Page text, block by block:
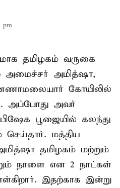
pm
தமிழகம் வருகை
அமைச்சர் அமித்ஷா,
கோயிலில்
அப்போது அவர்
பூஜையில் கலந்து
செய்தார். மத்திய
தமிழகம் மற்றும்
நாளை என 2 நாட்கள்
இதற்காக இன்று